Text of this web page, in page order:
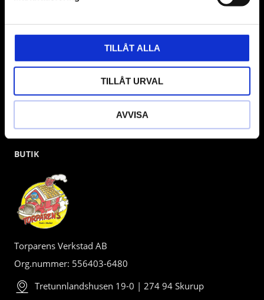
TILLÅT ALLA
TILLÅT URVAL
AVVISA
gärna om vad som helst då vi gör vårt yttersta för att hjälpa
BUTIK
Torparens Verkstad AB
Org.nummer: 556403-6480
Tretunnlandshusen 19-0 | 274 94 Skurup